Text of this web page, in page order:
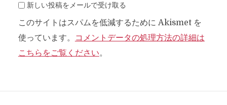
新しい投稿をメールで受け取る
このサイトはスパムを低減するために Akismet を
使っています。
コメントデータの処理方法の詳細は
こちらをご覧ください。